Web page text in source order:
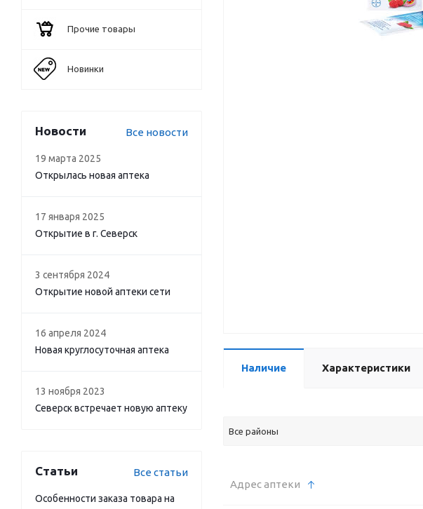
Наличие Характеристики
Все районы
Адрес аптеки
Прочие товары
Новинки
Новости Все новости
19 марта 2025
Открылась новая аптека
17 января 2025
Открытие в г. Северск
3 сентября 2024
Открытие новой аптеки сети
16 апреля 2024
Новая круглосуточная аптека
13 ноября 2023
Северск встречает новую аптеку
Статьи Все статьи
Особенности заказа товара на